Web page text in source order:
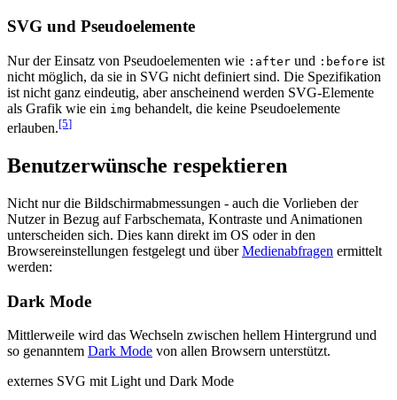
SVG und Pseudoelemente
Nur der Einsatz von Pseudoelementen wie :after und :before ist
nicht möglich, da sie in SVG nicht definiert sind. Die Spezifikation
ist nicht ganz eindeutig, aber anscheinend werden SVG-Elemente
als Grafik wie ein img behandelt, die keine Pseudoelemente
erlauben.[5]
Benutzerwünsche respektieren
Nicht nur die Bildschirmabmessungen - auch die Vorlieben der
Nutzer in Bezug auf Farbschemata, Kontraste und Animationen
unterscheiden sich. Dies kann direkt im OS oder in den
Browsereinstellungen festgelegt und überMedienabfragen ermittelt
werden:
Dark Mode
Mittlerweile wird das Wechseln zwischen hellem Hintergrund und
so genanntem Dark Mode von allen Browsern unterstützt.
externes SVG mit Light und Dark Mode